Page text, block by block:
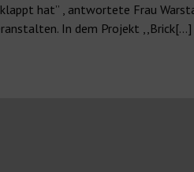
hat” , antwortete Frau
In dem Projekt ,,Brick[…]